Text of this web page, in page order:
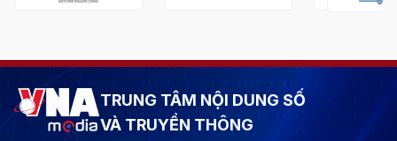
TRUNG TÂM NỘI DUNG SỐ
VÀ TRUYỀN THÔNG